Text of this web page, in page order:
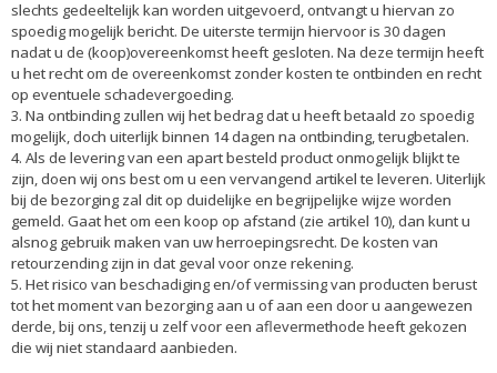
slechts gedeeltelijk kan worden uitgevoerd, ontvangt u hiervan zo
spoedig mogelijk bericht. De uiterste termijn hiervoor is 30 dagen
nadat u de (koop)overeenkomst heeft gesloten. Na deze termijn heeft
u het recht om de overeenkomst zonder kosten te ontbinden en recht
op eventuele schadevergoeding.
3. Na ontbinding zullen wij het bedrag dat u heeft betaald zo spoedig
mogelijk, doch uiterlijk binnen 14 dagen na ontbinding, terugbetalen.
4. Als de levering van een apart besteld product onmogelijk blijkt te
zijn, doen wij ons best om u een vervangend artikel te leveren. Uiterlijk
bij de bezorging zal dit op duidelijke en begrijpelijke wijze worden
gemeld. Gaat het om een koop op afstand (zie artikel 10), dan kunt u
alsnog gebruik maken van uw herroepingsrecht. De kosten van
retourzending zijn in dat geval voor onze rekening.
5. Het risico van beschadiging en/of vermissing van producten berust
tot het moment van bezorging aan u of aan een door u aangewezen
derde, bij ons, tenzij u zelf voor een aflevermethode heeft gekozen
die wij niet standaard aanbieden.